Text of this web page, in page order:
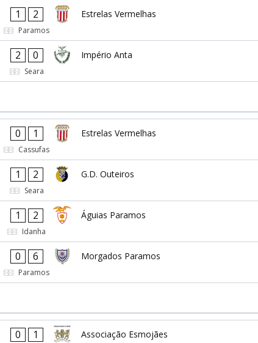
1 2 Estrelas Vermelhas
Paramos
2 0 Império Anta
Seara
0 1 Estrelas Vermelhas
Cassufas
1 2 G.D. Outeiros
Seara
1 2 Águias Paramos
Idanha
0 6 Morgados Paramos
Paramos
0 1 Associação Esmojães